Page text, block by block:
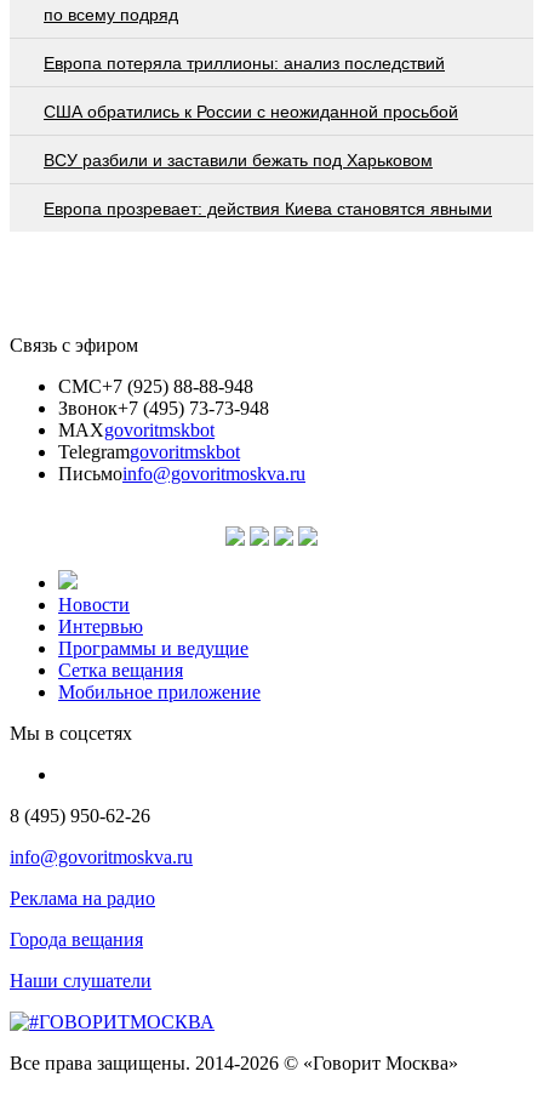
по всему подряд
Европа потеряла триллионы: анализ последствий
США обратились к России с неожиданной просьбой
ВСУ разбили и заставили бежать под Харьковом
Европа прозревает: действия Киева становятся явными
Связь с эфиром
СМС+7 (925) 88-88-948
Звонок+7 (495) 73-73-948
MAXgovoritmskbot
Telegramgovoritmskbot
Письмоinfo@govoritmoskva.ru
Новости
Интервью
Программы и ведущие
Сетка вещания
Мобильное приложение
Мы в соцсетях
8 (495) 950-62-26
info@govoritmoskva.ru
Реклама на радио
Города вещания
Наши слушатели
Все права защищены. 2014-2026 © «Говорит Москва»